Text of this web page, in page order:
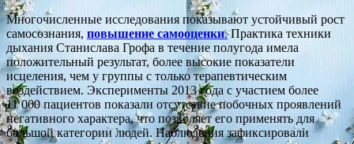
Многочисленные исследования показывают устойчивый рост
самосознания, повышение самооценки.Практика техники
дыхания Станислава Грофа в течение полугода имела
положительный результат, более высокие показатели
исцеления, чем у группы с только терапевтическим
воздействием. Эксперименты 2013 года с участием более
11 000 пациентов показали отсутствие побочных проявлений
негативного характера, что позволяет его применять для
большой категории людей. Наблюдения зафиксировали